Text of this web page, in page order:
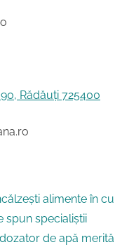
Rădăuți 725400
alimente în
spun specialiștii
de apă